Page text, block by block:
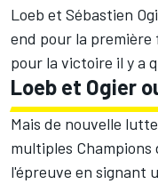
Loeb et Sébastien
end pour la première
pour la victoire il y a
Loeb et Ogier
Mais de nouvelle
multiples Champions
l'épreuve en signant